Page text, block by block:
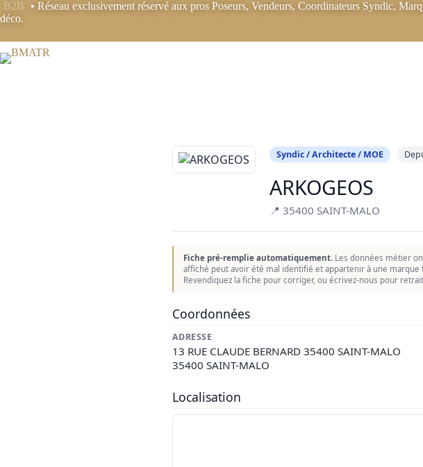
Passer
au
B2B
• Réseau exclusivement réservé aux pros Poseurs, Vendeurs, Coordinateurs Syndic,
déco.
Syndic / Architecte / MOE
ARKOGEOS
📍 35400 SAINT-MALO
Fiche pré-remplie automatiquement. Les données métier
affiché peut avoir été mal identifié et appartenir à une
Revendiquez la fiche pour corriger, ou écrivez-nous pour
Coordonnées
ADRESSE
13 RUE CLAUDE BERNARD 35400 SAINT-MALO
35400 SAINT-MALO
Localisation